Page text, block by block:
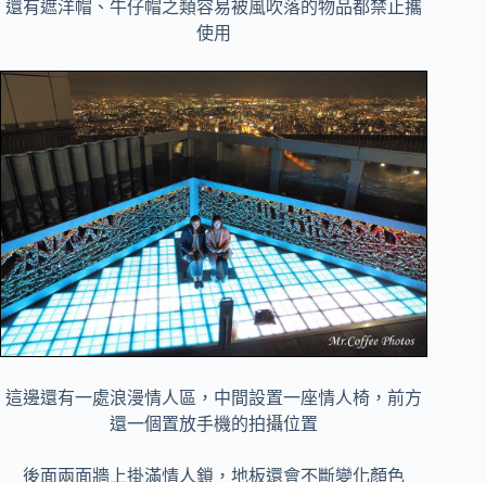
還有遮洋帽、牛仔帽之類容易被風吹落的物品都禁止攜
使用
這邊還有一處浪漫情人區，中間設置一座情人椅，前方
還一個置放手機的拍攝位置
後面兩面牆上掛滿情人鎖，地板還會不斷變化顏色